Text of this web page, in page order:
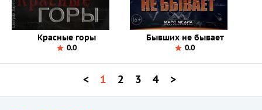
Красные горы
0.0
Бывших не бывает
0.0
< 1 2 3 4 >